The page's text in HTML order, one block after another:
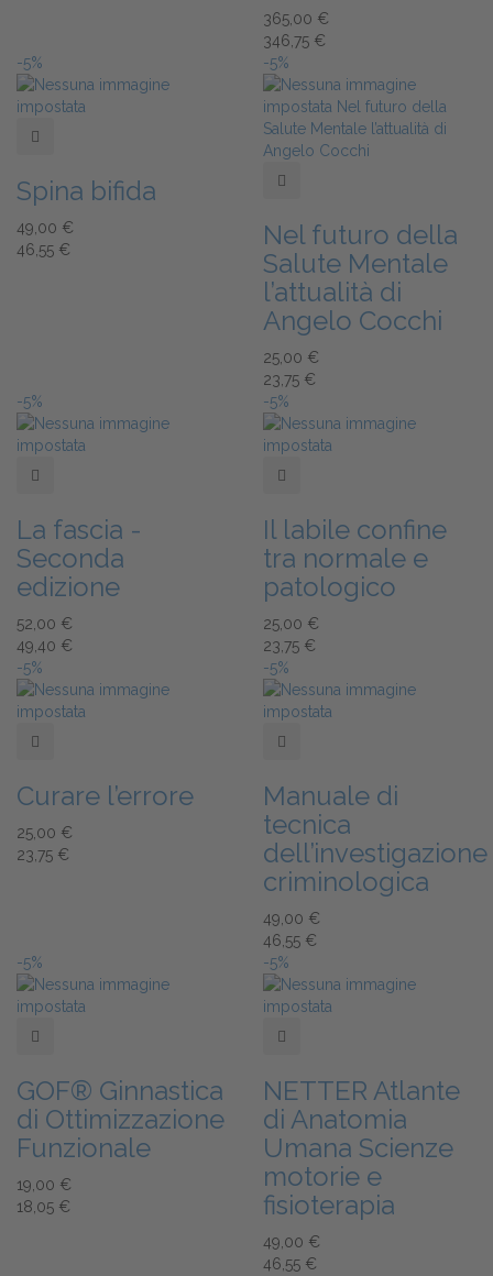
365,00 €
346,75 €
-5%
Spina bifida
49,00 €
46,55 €
-5%
Nel futuro della
Salute Mentale
l’attualità di
Angelo Cocchi
25,00 €
23,75 €
-5%
La fascia -
Seconda
edizione
52,00 €
49,40 €
-5%
Il labile confine
tra normale e
patologico
25,00 €
23,75 €
-5%
Curare l’errore
25,00 €
23,75 €
-5%
Manuale di
tecnica
dell’investigazione
criminologica
49,00 €
46,55 €
-5%
GOF® Ginnastica
di Ottimizzazione
Funzionale
19,00 €
18,05 €
-5%
NETTER Atlante
di Anatomia
Umana Scienze
motorie e
fisioterapia
49,00 €
46,55 €